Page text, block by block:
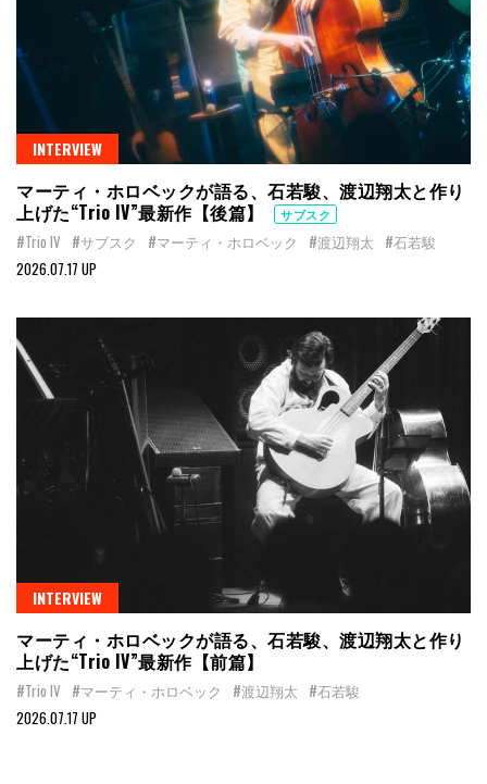
INTERVIEW
マーティ・ホロベックが語る、石若駿、渡辺翔太と作り
上げた“Trio IV”最新作【後篇】
サブスク
#Trio IV #サブスク #マーティ・ホロベック #渡辺翔太 #石若駿
2026.07.17 UP
INTERVIEW
マーティ・ホロベックが語る、石若駿、渡辺翔太と作り
上げた“Trio IV”最新作【前篇】
#Trio IV #マーティ・ホロベック #渡辺翔太 #石若駿
2026.07.17 UP